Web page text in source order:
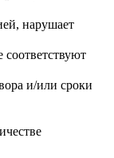
нарушает
и/или сроки